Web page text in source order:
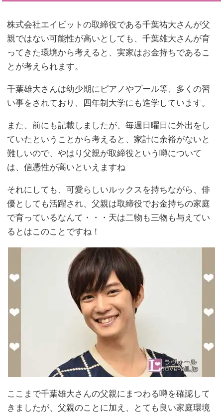
株式会社エイビットの取締役である千葉祐大さんが父
親ではない可能性が高いとしても、千葉雄大さんが育
ってきた環境から考えると、実家はお金持ちであるこ
とが考えられます。
千葉雄大さんは幼少期にピアノやプール等、多くの習
い事をされており、四年制大学にも進学しています。
また、前にも記載しましたが、毎週日曜日に外出をし
ていたということから考えると、家計に余裕がないと
難しいので、やはり父親が取締役という噂について
は、信憑性が高いといえますね
それにしても、可愛らしいルックスを持ちながら、俳
優としても活躍され、父親は取締役でお金持ちの家庭
で育っているなんて・・・天は二物も三物も与えてい
るとはこのことですね！
ここまで千葉雄大さんの父親にまつわる噂を確認して
きましたが、父親のことに加え、とても良い家庭環境